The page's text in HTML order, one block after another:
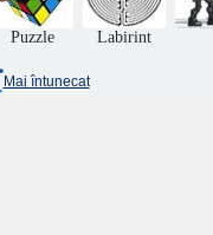
Tanuki
Snowboard
Puzzle Labirint
Mai întunecat